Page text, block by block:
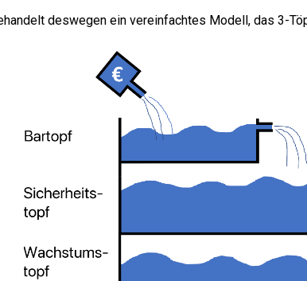
deswegen ein vereinfachtes Modell, das 3-